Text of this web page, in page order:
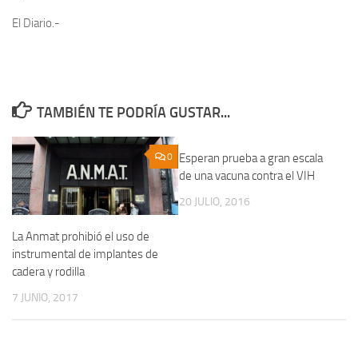
El Diario.-
TAMBIÉN TE PODRÍA GUSTAR...
0
La Anmat prohibió el uso de
instrumental de implantes de
cadera y rodilla
7 JUNIO, 2017
Esperan prueba a gran escala
de una vacuna contra el VIH
20 JULIO, 2016